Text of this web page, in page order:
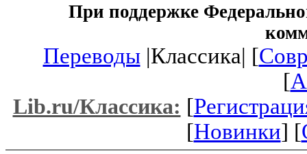
При поддержке
Переводы|Классика| [
[
Lib.ru/Классика: [
[Новинки] [